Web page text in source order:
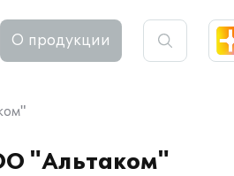
О продукции
"Альтаком"